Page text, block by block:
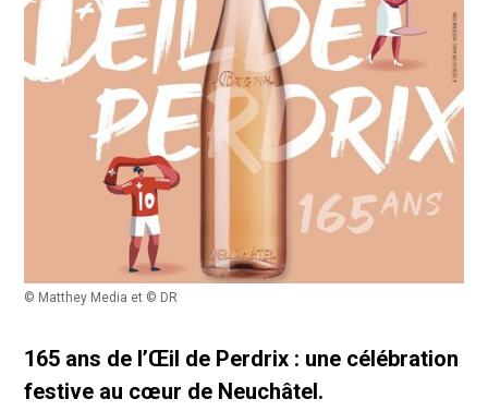
© Matthey Media et © DR
165 ans de l’Œil de Perdrix : une célébration
festive au cœur de Neuchâtel.